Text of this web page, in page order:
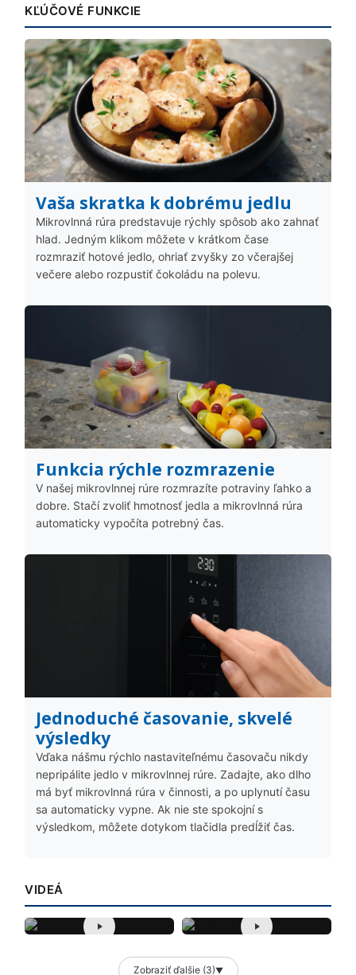
KĽÚČOVÉ FUNKCIE
Vaša skratka k dobrému jedlu
Mikrovlnná rúra predstavuje rýchly spôsob ako zahnať
hlad. Jedným klikom môžete v krátkom čase
rozmraziť hotové jedlo, ohriať zvyšky zo včerajšej
večere alebo rozpustiť čokoládu na polevu.
Funkcia rýchle rozmrazenie
V našej mikrovlnnej rúre rozmrazíte potraviny ľahko a
dobre. Stačí zvoliť hmotnosť jedla a mikrovlnná rúra
automaticky vypočíta potrebný čas.
Jednoduché časovanie, skvelé
výsledky
Vďaka nášmu rýchlo nastaviteľnému časovaču nikdy
nepripálite jedlo v mikrovlnnej rúre. Zadajte, ako dlho
má byť mikrovlnná rúra v činnosti, a po uplynutí času
sa automaticky vypne. Ak nie ste spokojní s
výsledkom, môžete dotykom tlačidla predĺžiť čas.
VIDEÁ
Zobraziť ďalšie (3)▼